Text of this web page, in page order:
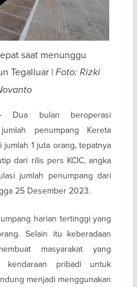
saat menunggu
Tegalluar |Foto: Rizki
bulan beroperasi
penumpang Kereta
1 juta orang, tepatnya
dari rilis pers KCIC, angka
jumlah penumpang dari
25 Desember 2023.
harian tertinggi yang
Selain itu keberadaan
masyarakat yang
kendaraan pribadi untuk
menjadi menggunakan